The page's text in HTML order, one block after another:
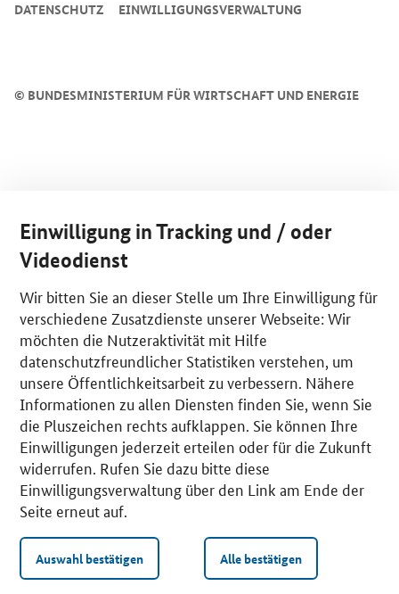
© BUNDESMINISTERIUM FÜR WIRTSCHAFT UND ENERGIE
DATENSCHUTZ
EINWILLIGUNGSVERWALTUNG
Einwilligung in Tracking und / oder
Videodienst
Wir bitten Sie an dieser Stelle um Ihre Einwilligung für
verschiedene Zusatzdienste unserer Webseite: Wir
möchten die Nutzeraktivität mit Hilfe
datenschutzfreundlicher Statistiken verstehen, um
unsere Öffentlichkeitsarbeit zu verbessern. Nähere
Informationen zu allen Diensten finden Sie, wenn Sie
die Pluszeichen rechts aufklappen. Sie können Ihre
Einwilligungen jederzeit erteilen oder für die Zukunft
widerrufen. Rufen Sie dazu bitte diese
Einwilligungsverwaltung über den Link am Ende der
Seite erneut auf.
Auswahl bestätigen Alle bestätigen